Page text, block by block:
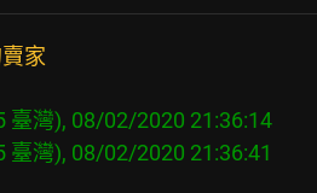
家
臺灣), 08/02/2020 21:36:14